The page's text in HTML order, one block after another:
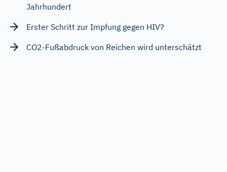
Jahrhundert
Erster Schritt zur Impfung gegen HIV?
CO2-Fußabdruck von Reichen wird unterschätzt